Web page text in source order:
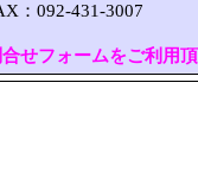
092-431-3007
せフォームをご利用